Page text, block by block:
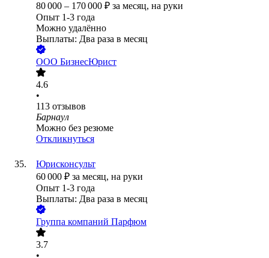
80 000 – 170 000 ₽ за месяц, на руки
Опыт 1-3 года
Можно удалённо
Выплаты: Два раза в месяц
ООО БизнесЮрист
4.6
•
113 отзывов
Барнаул
Можно без резюме
Откликнуться
Юрисконсульт
60 000 ₽ за месяц, на руки
Опыт 1-3 года
Выплаты: Два раза в месяц
Группа компаний Парфюм
3.7
•